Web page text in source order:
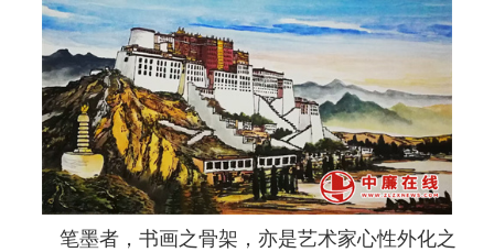
笔墨者，书画之骨架，亦是艺术家心性外化之